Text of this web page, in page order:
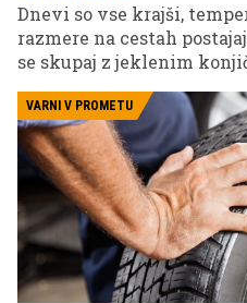
Dnevi so vse krajši,
razmere na cestah
se skupaj z jeklenim
stresu.
VARNI V PROMETU